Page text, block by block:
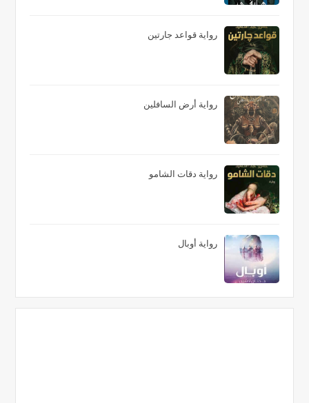
رواية قواعد جارتين
رواية أرض السافلين
رواية دقات الشامو
رواية أوبال